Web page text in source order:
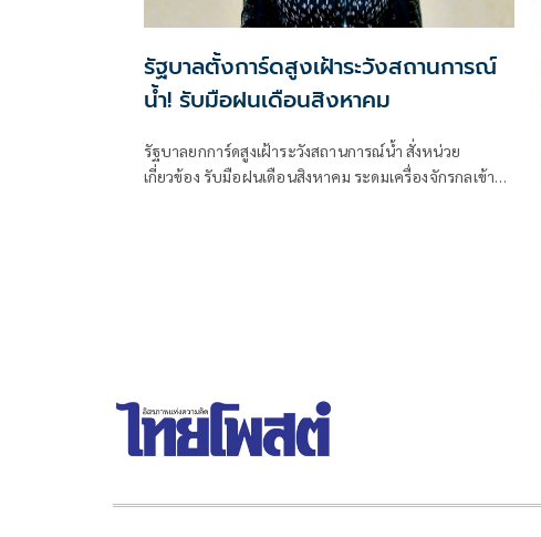
รัฐบาลตั้งการ์ดสูงเฝ้าระวังสถานการณ์
น้ำ! รับมือฝนเดือนสิงหาคม
รัฐบาลยกการ์ดสูงเฝ้าระวังสถานการณ์น้ำ สั่งหน่วย
เกี่ยวข้อง รับมือฝนเดือนสิงหาคม ระดมเครื่องจักรกลเข้าจุด